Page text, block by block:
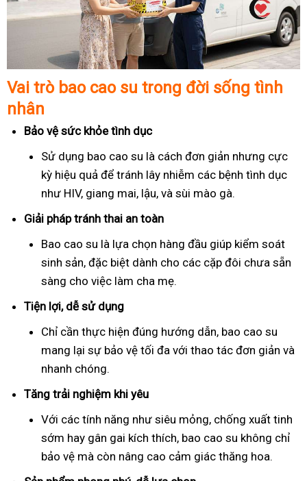
Vai trò bao cao su trong đời sống tình
nhân
Bảo vệ sức khỏe tình dục
Sử dụng bao cao su là cách đơn giản nhưng cực
kỳ hiệu quả để tránh lây nhiễm các bệnh tình dục
như HIV, giang mai, lậu, và sùi mào gà.
Giải pháp tránh thai an toàn
Bao cao su là lựa chọn hàng đầu giúp kiểm soát
sinh sản, đặc biệt dành cho các cặp đôi chưa sẵn
sàng cho việc làm cha mẹ.
Tiện lợi, dễ sử dụng
Chỉ cần thực hiện đúng hướng dẫn, bao cao su
mang lại sự bảo vệ tối đa với thao tác đơn giản và
nhanh chóng.
Tăng trải nghiệm khi yêu
Với các tính năng như siêu mỏng, chống xuất tinh
sớm hay gân gai kích thích, bao cao su không chỉ
bảo vệ mà còn nâng cao cảm giác thăng hoa.